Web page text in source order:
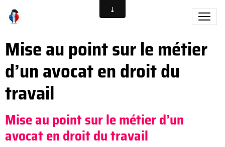
Mise au point sur le métier
d’un avocat en droit du
travail
Mise au point sur le métier d’un
avocat en droit du travail